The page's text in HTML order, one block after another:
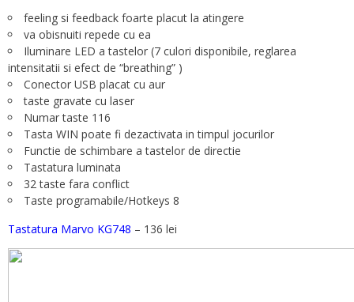
feeling si feedback foarte placut la atingere
va obisnuiti repede cu ea
Iluminare LED a tastelor (7 culori disponibile, reglarea
intensitatii si efect de “breathing” )
Conector USB placat cu aur
taste gravate cu laser
Numar taste 116
Tasta WIN poate fi dezactivata in timpul jocurilor
Functie de schimbare a tastelor de directie
Tastatura luminata
32 taste fara conflict
Taste programabile/Hotkeys 8
Tastatura Marvo KG748 – 136 lei